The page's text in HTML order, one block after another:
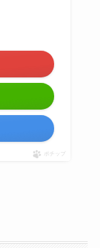
ポチップ